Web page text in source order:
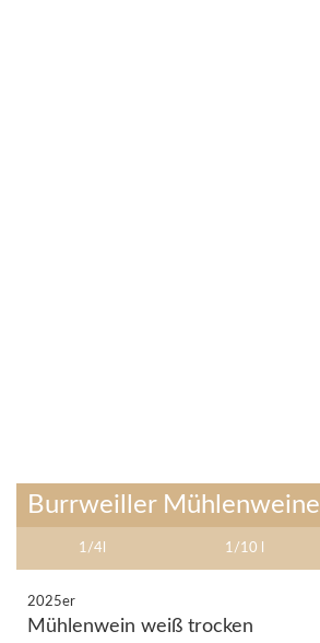
Burrweiller Mühlenweine
1/4l 1/10 l
2025er
Mühlenwein weiß trocken